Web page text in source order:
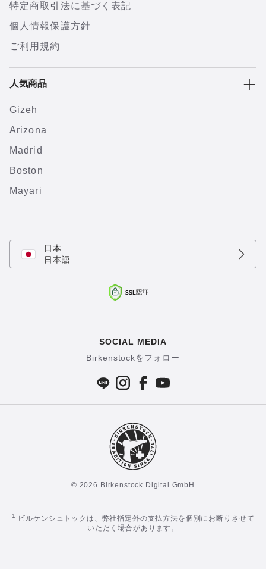
特定商取引法に基づく表記
個人情報保護方針
ご利用規約
人気商品
Gizeh
Arizona
Madrid
Boston
Mayari
日本
日本語
SOCIAL MEDIA
Birkenstockをフォロー
© 2026 Birkenstock Digital GmbH
1
ビルケンシュトックは、弊社指定外の支払方法を個別にお断りさせて
いただく場合があります。